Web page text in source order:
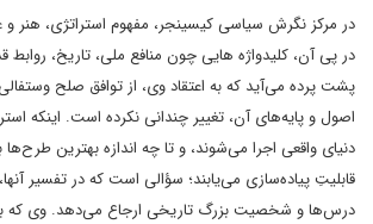
در مرکز نگرش سیاسی کیسینجر، مفهوم استراتژی، هنر و
در پی آن، کلیدواژه ‌هایی چون منافع ملی، تاریخ، روابط
اصول و پایه‌های آن، تغییر چندانی نکرده است. اینکه
دنیای واقعی اجرا می‌شوند، و تا چه اندازه بهترین
قابلیتِ پیاده‌سازی می‌یابند؛ سؤالی است که در تفسیر
درس‌ها و شخصیت بزرگ تاریخی ارجاع می‌دهد. وی که